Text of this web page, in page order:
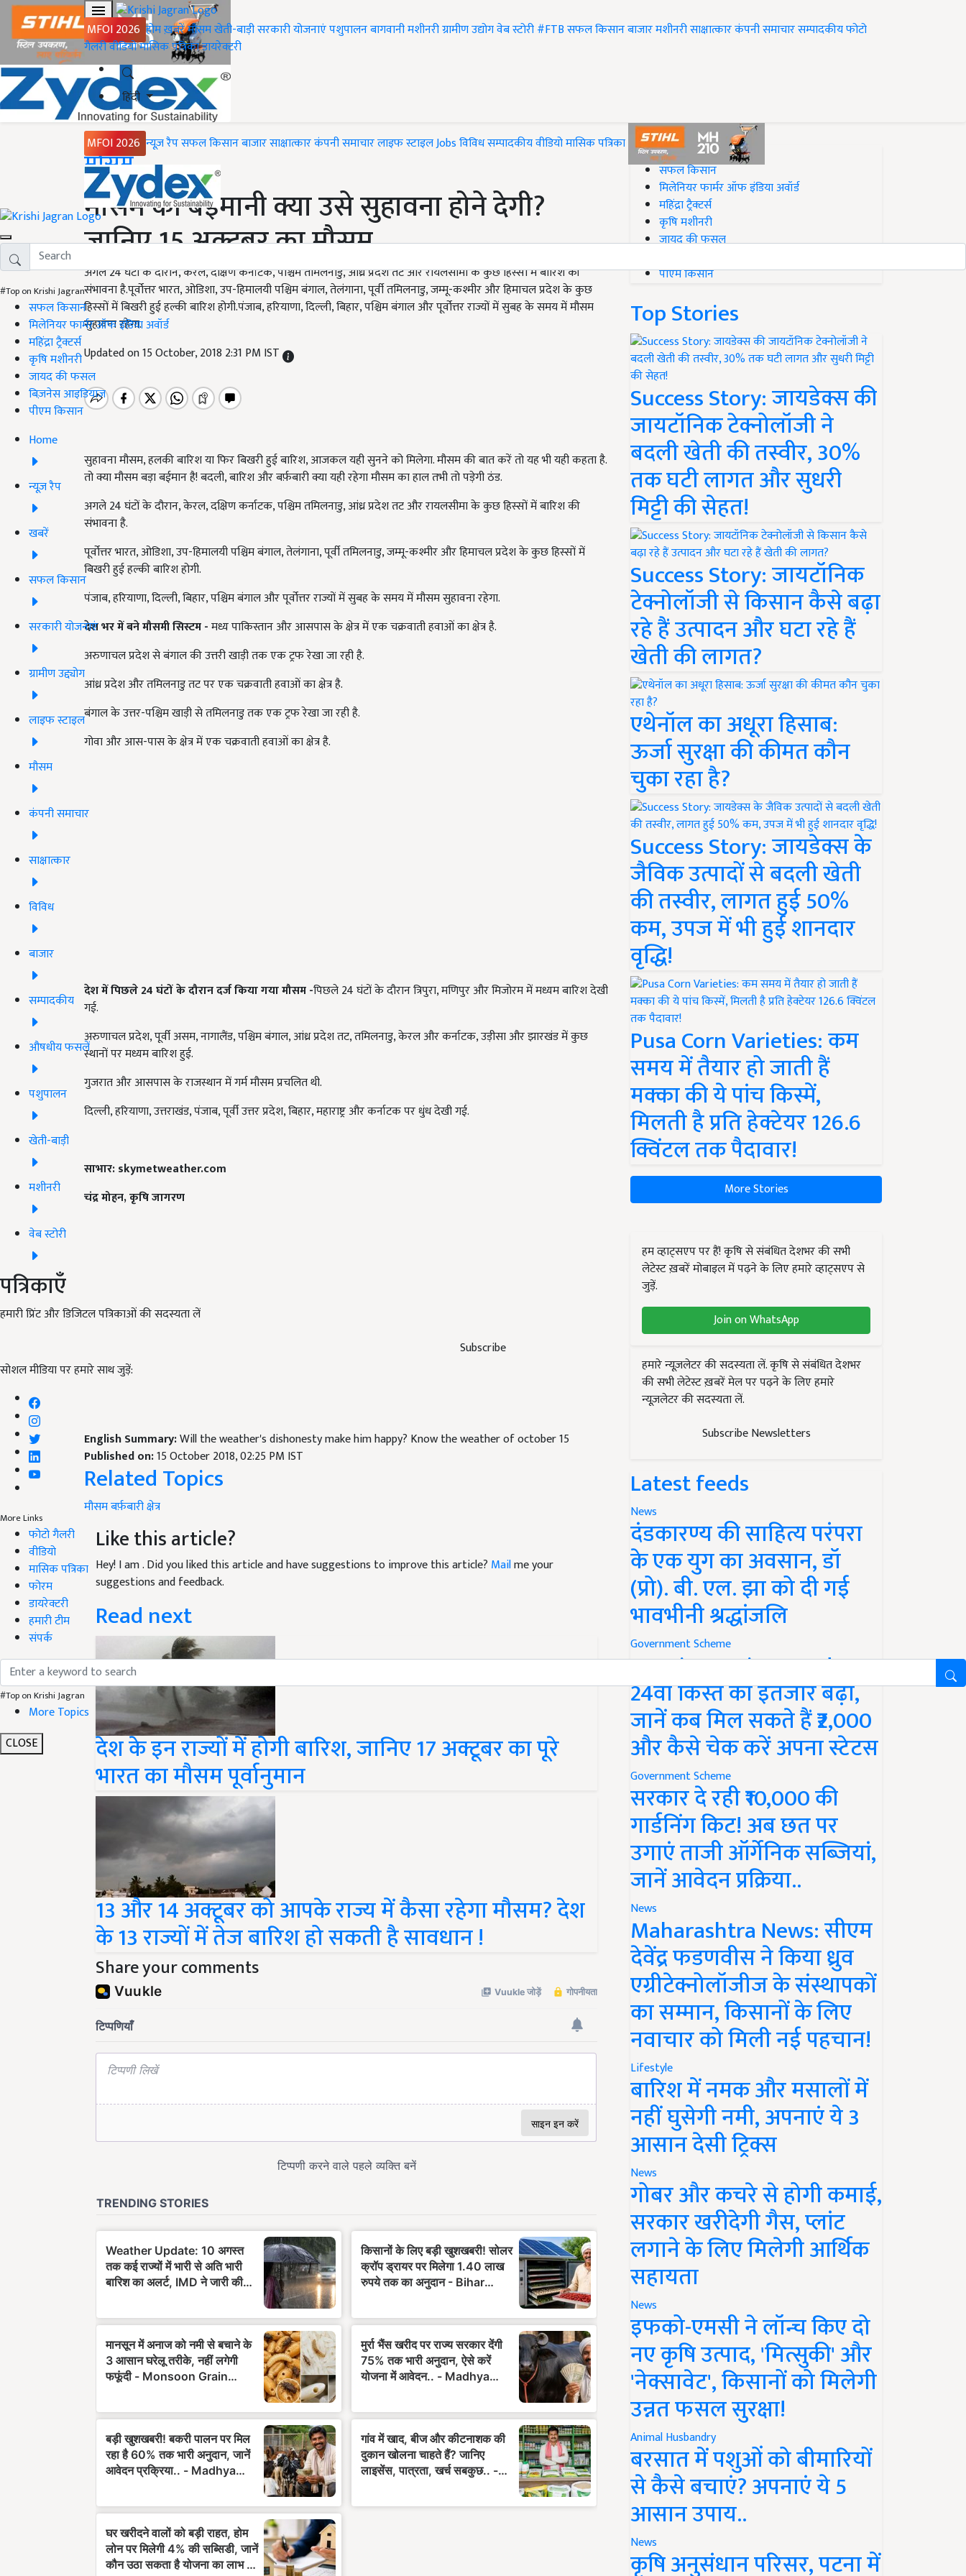
MFOI 2026 होमख़बरेंमौसमखेती-बाड़ीसरकारी योजनाएंपशुपालनबागवानीमशीनरीग्रामीण उद्योगवेब स्टोरी#FTBसफल किसानबाजारमशीनरीसाक्षात्कारकंपनी समाचारसम्पादकीयफोटो
गैलरीवीडियोमासिक पत्रिकाडायरेक्टरी
हिंदी
MFOI 2026 न्यूज़ रैपसफल किसानबाजारसाक्षात्कारकंपनी समाचारलाइफ स्टाइलJobsविविधसम्पादकीयवीडियोमासिक पत्रिका
#Top on Krishi Jagran
सफल किसान
मिलेनियर फार्मर ऑफ इंडिया अवॉर्ड
महिंद्रा ट्रैक्टर्स
कृषि मशीनरी
जायद की फसल
बिज़नेस आइडियाज
पीएम किसान
Home
न्यूज़ रैप
खबरें
सफल किसान
सरकारी योजनाएं
ग्रामीण उद्द्योग
लाइफ स्टाइल
मौसम
कंपनी समाचार
साक्षात्कार
विविध
बाजार
सम्पादकीय
औषधीय फसलें
पशुपालन
खेती-बाड़ी
मशीनरी
वेब स्टोरी
पत्रिकाएँ
हमारी प्रिंट और डिजिटल पत्रिकाओं की सदस्यता लें
Subscribe
सोशल मीडिया पर हमारे साथ जुड़ें:
More Links
फोटो गैलरी
वीडियो
मासिक पत्रिका
फोरम
डायरेक्टरी
हमारी टीम
संपर्क
#Top on Krishi Jagran
More Topics
CLOSE
Home
मौसम
मौसम की बेईमानी क्या उसे सुहावना होने देगी?
जानिए 15 अक्टूबर का मौसम
अगले 24 घंटों के दौरान, केरल, दक्षिण कर्नाटक, पश्चिम तमिलनाडु, आंध्र प्रदेश तट और रायलसीमा के कुछ हिस्सों में बारिश की
संभावना है.पूर्वोत्तर भारत, ओडिशा, उप-हिमालयी पश्चिम बंगाल, तेलंगाना, पूर्वी तमिलनाडु, जम्मू-कश्मीर और हिमाचल प्रदेश के कुछ
हिस्सों में बिखरी हुई हल्की बारिश होगी.पंजाब, हरियाणा, दिल्ली, बिहार, पश्चिम बंगाल और पूर्वोत्तर राज्यों में सुबह के समय में मौसम
सुहावना रहेगा.
Updated on 15 October, 2018 2:31 PM IST
सुहावना मौसम, हलकी बारिश या फिर बिखरी हुई बारिश, आजकल यही सुनने को मिलेगा. मौसम की बात करें तो यह भी यही कहता है.
तो क्या मौसम बड़ा बईमान है! बदली, बारिश और बर्फ़बारी क्या यही रहेगा मौसम का हाल तभी तो पड़ेगी ठंड.
अगले 24 घंटों के दौरान, केरल, दक्षिण कर्नाटक, पश्चिम तमिलनाडु, आंध्र प्रदेश तट और रायलसीमा के कुछ हिस्सों में बारिश की
संभावना है.
पूर्वोत्तर भारत, ओडिशा, उप-हिमालयी पश्चिम बंगाल, तेलंगाना, पूर्वी तमिलनाडु, जम्मू-कश्मीर और हिमाचल प्रदेश के कुछ हिस्सों में
बिखरी हुई हल्की बारिश होगी.
पंजाब, हरियाणा, दिल्ली, बिहार, पश्चिम बंगाल और पूर्वोत्तर राज्यों में सुबह के समय में मौसम सुहावना रहेगा.
देश भर में बने मौसमी सिस्टम-मध्य पाकिस्तान और आसपास के क्षेत्र में एक चक्रवाती हवाओं का क्षेत्र है.
अरुणाचल प्रदेश से बंगाल की उत्तरी खाड़ी तक एक ट्रफ रेखा जा रही है.
आंध्र प्रदेश और तमिलनाडु तट पर एक चक्रवाती हवाओं का क्षेत्र है.
बंगाल के उत्तर-पश्चिम खाड़ी से तमिलनाडु तक एक ट्रफ रेखा जा रही है.
गोवा और आस-पास के क्षेत्र में एक चक्रवाती हवाओं का क्षेत्र है.
देश में पिछले24घंटों के दौरान दर्ज किया गया मौसम-पिछले 24 घंटों के दौरान त्रिपुरा, मणिपुर और मिजोरम में मध्यम बारिश देखी
गई.
अरुणाचल प्रदेश, पूर्वी असम, नागालैंड, पश्चिम बंगाल, आंध्र प्रदेश तट, तमिलनाडु, केरल और कर्नाटक, उड़ीसा और झारखंड में कुछ
स्थानों पर मध्यम बारिश हुई.
गुजरात और आसपास के राजस्थान में गर्म मौसम प्रचलित थी.
दिल्ली, हरियाणा, उत्तराखंड, पंजाब, पूर्वी उत्तर प्रदेश, बिहार, महाराष्ट्र और कर्नाटक पर धुंध देखी गई.
साभार: skymetweather.com
चंद्र मोहन, कृषि जागरण
English Summary:Will the weather's dishonesty make him happy? Know the weather of october 15
Published on:15 October 2018, 02:25 PM IST
Related Topics
मौसमबर्फ़बारीक्षेत्र
Like this article?
Hey! I am. Did you liked this article and have suggestions to improve this article? Mailme your
suggestions and feedback.
Read next
देश के इन राज्यों में होगी बारिश, जानिए 17 अक्टूबर का पूरे
भारत का मौसम पूर्वानुमान
13 और 14 अक्टूबर को आपके राज्य में कैसा रहेगा मौसम? देश
के 13 राज्यों में तेज बारिश हो सकती है सावधान !
Share your comments
#Top on Krishi Jagran
सफल किसान
मिलेनियर फार्मर ऑफ इंडिया अवॉर्ड
महिंद्रा ट्रैक्टर्स
कृषि मशीनरी
जायद की फसल
पीएम किसान
Top Stories
Success Story: जायडेक्स की
जायटॉनिक टेक्नोलॉजी ने
बदली खेती की तस्वीर, 30%
तक घटी लागत और सुधरी
मिट्टी की सेहत!
Success Story: जायटॉनिक
टेक्नोलॉजी से किसान कैसे बढ़ा
रहे हैं उत्पादन और घटा रहे हैं
खेती की लागत?
एथेनॉल का अधूरा हिसाब:
ऊर्जा सुरक्षा की कीमत कौन
चुका रहा है?
Success Story: जायडेक्स के
जैविक उत्पादों से बदली खेती
की तस्वीर, लागत हुई 50%
कम, उपज में भी हुई शानदार
वृद्धि!
Pusa Corn Varieties: कम
समय में तैयार हो जाती हैं
मक्का की ये पांच किस्में,
मिलती है प्रति हेक्टेयर 126.6
क्विंटल तक पैदावार!
More Stories
हम व्हाट्सएप पर हैं! कृषि से संबंधित देशभर की सभी
लेटेस्ट ख़बरें मोबाइल में पढ़ने के लिए हमारे व्हाट्सएप से
जुड़ें.
Join on WhatsApp
हमारे न्यूज़लेटर की सदस्यता लें. कृषि से संबंधित देशभर
की सभी लेटेस्ट ख़बरें मेल पर पढ़ने के लिए हमारे
न्यूज़लेटर की सदस्यता लें.
Subscribe Newsletters
Latest feeds
News
दंडकारण्य की साहित्य परंपरा
के एक युग का अवसान, डॉ
(प्रो). बी. एल. झा को दी गई
भावभीनी श्रद्धांजलि
Government Scheme
PM Kisan Yojana Update:
24वीं किस्त का इंतजार बढ़ा,
जानें कब मिल सकते हैं ₹2,000
और कैसे चेक करें अपना स्टेटस
Government Scheme
सरकार दे रही ₹10,000 की
गार्डनिंग किट! अब छत पर
उगाएं ताजी ऑर्गेनिक सब्जियां,
जानें आवेदन प्रक्रिया..
News
Maharashtra News: सीएम
देवेंद्र फडणवीस ने किया ध्रुव
एग्रीटेक्नोलॉजीज के संस्थापकों
का सम्मान, किसानों के लिए
नवाचार को मिली नई पहचान!
Lifestyle
बारिश में नमक और मसालों में
नहीं घुसेगी नमी, अपनाएं ये 3
आसान देसी ट्रिक्स
News
गोबर और कचरे से होगी कमाई,
सरकार खरीदेगी गैस, प्लांट
लगाने के लिए मिलेगी आर्थिक
सहायता
News
इफको-एमसी ने लॉन्च किए दो
नए कृषि उत्पाद, 'मित्सुकी' और
'नेक्सावेट', किसानों को मिलेगी
उन्नत फसल सुरक्षा!
Animal Husbandry
बरसात में पशुओं को बीमारियों
से कैसे बचाएं? अपनाएं ये 5
आसान उपाय..
News
कृषि अनुसंधान परिसर, पटना में